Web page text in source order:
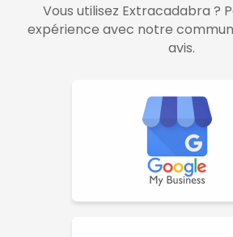
Vous utilisez Extracadabra ?
expérience avec notre
avis.